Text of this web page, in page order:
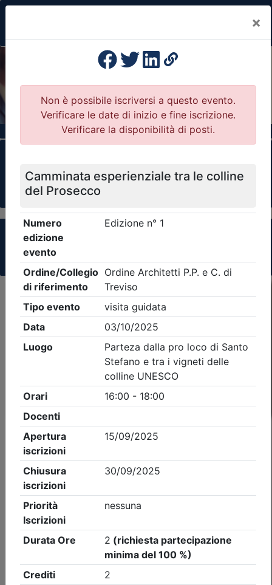
×
Previous
Il portale della formazione per Ordini e
Collegi Professionali
Clicca qui - espandi la sezione dei filtri ricerca
Criteri di ricerca applicati:
- Tipo Ordine/collegio:Architetti- Ordine:
Treviso
- Eventi in programma dal9/8/2026
Dettagli evento
A pagamento